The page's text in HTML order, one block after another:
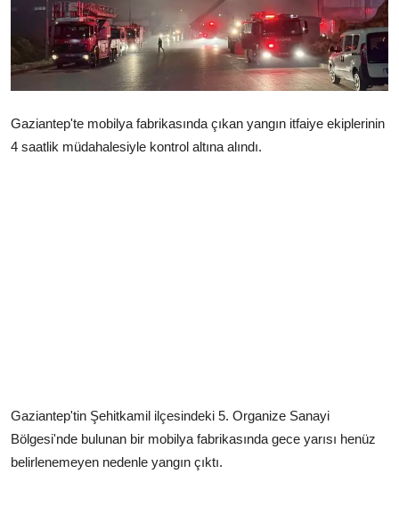
Çerkezköy
Gaziantep'te mobilya fabrikasında çıkan yangın itfaiye ekiplerinin
4 saatlik müdahalesiyle kontrol altına alındı.
Gaziantep'tin Şehitkamil ilçesindeki 5. Organize Sanayi
Bölgesi'nde bulunan bir mobilya fabrikasında gece yarısı henüz
belirlenemeyen nedenle yangın çıktı.